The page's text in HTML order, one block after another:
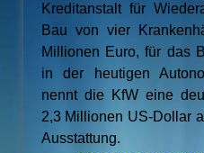
Kreditanstalt für
Bau von vier
Millionen Euro, für das
in der heutigen
nennt die KfW eine
2,3 Millionen US-Dollar